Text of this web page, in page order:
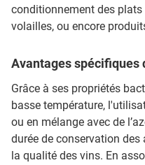
conditionnement des plats
volailles, ou encore
Avantages spécifiques
Grâce à ses propriétés
basse température,
ou en mélange avec de
durée de conservation
la qualité des vins. En